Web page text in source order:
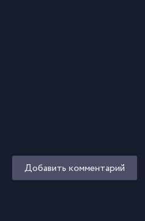
Добавить комментарий